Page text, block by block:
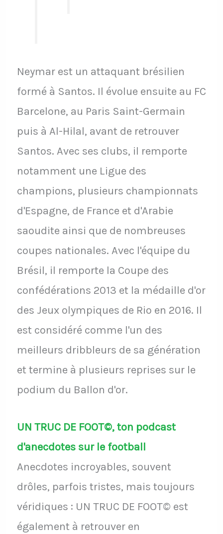
Neymar est un attaquant brésilien
formé à Santos. Il évolue ensuite au FC
Barcelone, au Paris Saint-Germain
puis à Al-Hilal, avant de retrouver
Santos. Avec ses clubs, il remporte
notamment une Ligue des
champions, plusieurs championnats
d'Espagne, de France et d'Arabie
saoudite ainsi que de nombreuses
coupes nationales. Avec l'équipe du
Brésil, il remporte la Coupe des
confédérations 2013 et la médaille d'or
des Jeux olympiques de Rio en 2016. Il
est considéré comme l'un des
meilleurs dribbleurs de sa génération
et termine à plusieurs reprises sur le
podium du Ballon d'or.
UN TRUC DE FOOT©, ton podcast
d'anecdotes sur le football
Anecdotes incroyables, souvent
drôles, parfois tristes, mais toujours
véridiques : UN TRUC DE FOOT© est
également à retrouver en